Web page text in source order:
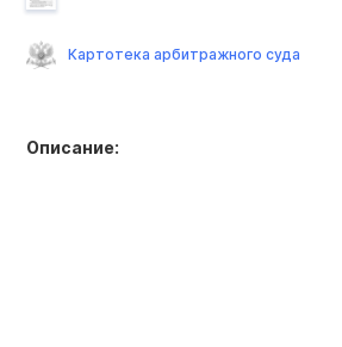
Описание:
Картотека арбитражного суда